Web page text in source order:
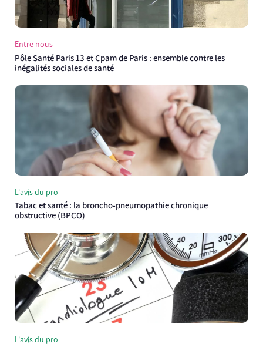
Entre nous
Pôle Santé Paris 13 et Cpam de Paris : ensemble contre les
inégalités sociales de santé
L'avis du pro
Tabac et santé : la broncho-pneumopathie chronique
obstructive (BPCO)
L'avis du pro